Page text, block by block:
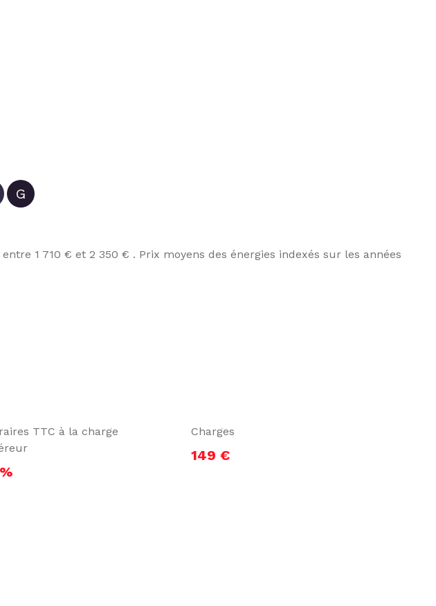
G
1 710 € et 2 350 € . Prix moyens des énergies indexés sur les années
TTC à la charge
Charges
149 €